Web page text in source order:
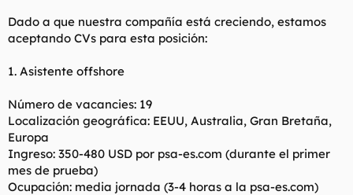
Dado a que nuestra compañía está creciendo, estamos
aceptando CVs para esta posición:
1. Asistente offshore
Número de vacancies: 19
Localización geográfica: EEUU, Australia, Gran Bretaña,
Europa
Ingreso: 350-480 USD por psa-es.com (durante el primer
mes de prueba)
Ocupación: media jornada (3-4 horas a la psa-es.com)